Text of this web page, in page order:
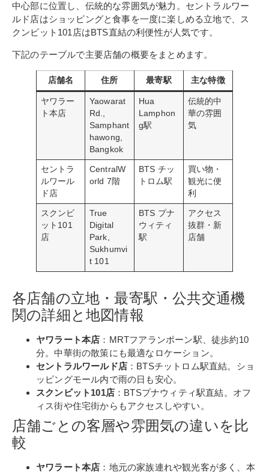
中心部に位置し、伝統的な雰囲気が魅力。セントラルワー
ルド店はショッピングと食事を一度に楽しめる立地で、ス
クンビット101店はBTS直結の利便性が人気です。
下記のテーブルで主要店舗の概要をまとめます。
店舗名 住所 最寄駅 主な特徴
ヤワラー
ト本店
Yaowarat
Rd.,
Samphant
hawong,
Bangkok
Hua
Lamphon
g駅
伝統的中
華の雰囲
気
セントラ
ルワール
ド店
CentralW
orld 7階
BTS チッ
トロム駅
買い物・
観光に便
利
スクンビ
ット101
店
True
Digital
Park,
Sukhumvi
t 101
BTS プナ
ウィティ
駅
アクセス
抜群・新
店舗
各店舗の立地・最寄駅・公共交通機
関の詳細と地図情報
ヤワラート本店 ：MRTフアランポーン駅、徒歩約10
分。中華街の散策にも最適なロケーション。
セントラルワールド店 ：BTSチットロム駅直結。ショ
ッピングモール内で雨の日も安心。
スクンビット101店 ：BTSプナウィティ駅直結。オフ
ィス街や住宅街からもアクセスしやすい。
店舗ごとの客層や雰囲気の違いを比
較
ヤワラート本店 ：地元の家族連れや観光客が多く、本